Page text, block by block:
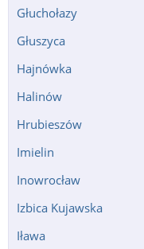
Głuchołazy
Głuszyca
Hajnówka
Halinów
Hrubieszów
Imielin
Inowrocław
Izbica Kujawska
Iława